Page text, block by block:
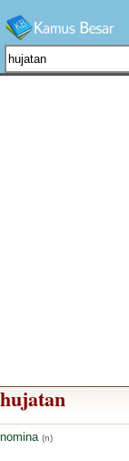
hujatan
nomina (n)